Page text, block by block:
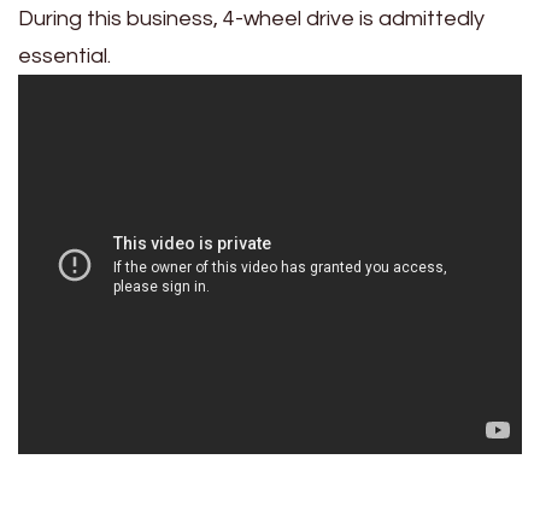
During this business, 4-wheel drive is admittedly
essential.